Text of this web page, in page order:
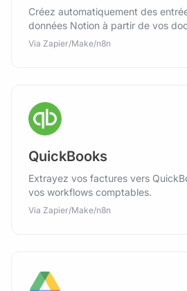
Créez automatiquement des
données Notion à partir de vos
Via Zapier/Make/n8n
QuickBooks
Extrayez vos factures vers
vos workflows comptables.
Via Zapier/Make/n8n